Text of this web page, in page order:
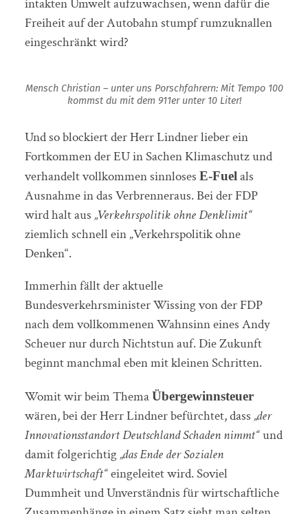
intakten Umwelt aufzuwachsen, wenn dafür die
Freiheit auf der Autobahn stumpf rumzuknallen
eingeschränkt wird?
Mensch Christian – unter uns Porschfahrern: Mit Tempo 100
kommst du mit dem 911er unter 10 Liter!
Und so blockiert der Herr Lindner lieber ein
Fortkommen der EU in Sachen Klimaschutz und
verhandelt vollkommen sinnloses E-Fuelals
Ausnahme in das Verbrenneraus. Bei der FDP
wird halt aus „Verkehrspolitik ohne Denklimit“
ziemlich schnell ein „Verkehrspolitik ohne
Denken“.
Immerhin fällt der aktuelle
Bundesverkehrsminister Wissing von der FDP
nach dem vollkommenen Wahnsinn eines Andy
Scheuer nur durch Nichtstun auf. Die Zukunft
beginnt manchmal eben mit kleinen Schritten.
Womit wir beim ThemaÜbergewinnsteuer
wären, bei der Herr Lindner befürchtet, dass „der
Innovationsstandort Deutschland Schaden nimmt“und
damit folgerichtig „das Ende der Sozialen
Marktwirtschaft“eingeleitet wird. Soviel
Dummheit und Unverständnis für wirtschaftliche